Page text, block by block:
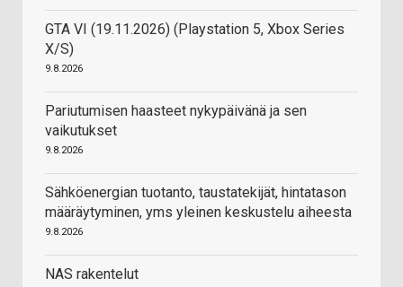
GTA VI (19.11.2026) (Playstation 5, Xbox Series
X/S)
9.8.2026
Pariutumisen haasteet nykypäivänä ja sen
vaikutukset
9.8.2026
Sähköenergian tuotanto, taustatekijät, hintatason
määräytyminen, yms yleinen keskustelu aiheesta
9.8.2026
NAS rakentelut